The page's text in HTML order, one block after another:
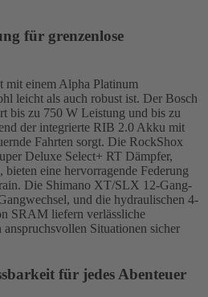
für grenzenlose
mit einem Alpha Platinum
leicht als auch robust ist. Der Bosch
bis zu 750 W Leistung und bis zu
der integrierte RIB 2.0 Akku mit
Fahrten sorgt. Die RockShox
Deluxe Select+ RT Dämpfer,
eine hervorragende Federung
Die Shimano XT/SLX 12-Gang-
und die hydraulischen 4-
SRAM liefern verlässliche
Situationen sicher
für jedes Abenteuer